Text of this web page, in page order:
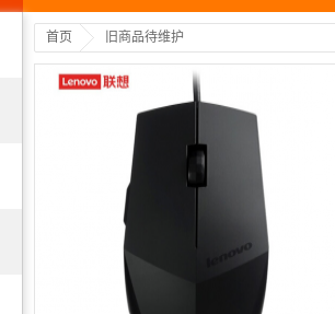
首页 旧商品待维护